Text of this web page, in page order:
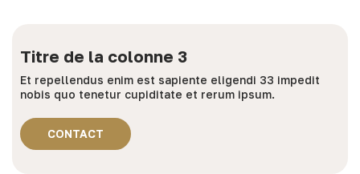
Titre de la colonne 3
Et repellendus enim est sapiente eligendi 33 impedit
nobis quo tenetur cupiditate et rerum ipsum.
CONTACT